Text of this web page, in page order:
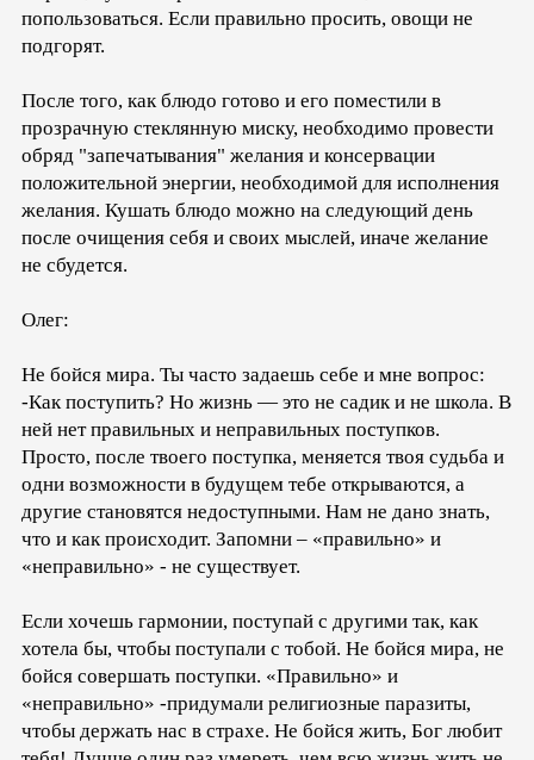
попользоваться. Если правильно просить, овощи не
подгорят.
После того, как блюдо готово и его поместили в
прозрачную стеклянную миску, необходимо провести
обряд "запечатывания" желания и консервации
положительной энергии, необходимой для исполнения
желания. Кушать блюдо можно на следующий день
после очищения себя и своих мыслей, иначе желание
не сбудется.
Олег:
Не бойся мира. Ты часто задаешь себе и мне вопрос:
-Как поступить? Но жизнь — это не садик и не школа. В
ней нет правильных и неправильных поступков.
Просто, после твоего поступка, меняется твоя судьба и
одни возможности в будущем тебе открываются, а
другие становятся недоступными. Нам не дано знать,
что и как происходит. Запомни – «правильно» и
«неправильно» - не существует.
Если хочешь гармонии, поступай с другими так, как
хотела бы, чтобы поступали с тобой. Не бойся мира, не
бойся совершать поступки. «Правильно» и
«неправильно» -придумали религиозные паразиты,
чтобы держать нас в страхе. Не бойся жить, Бог любит